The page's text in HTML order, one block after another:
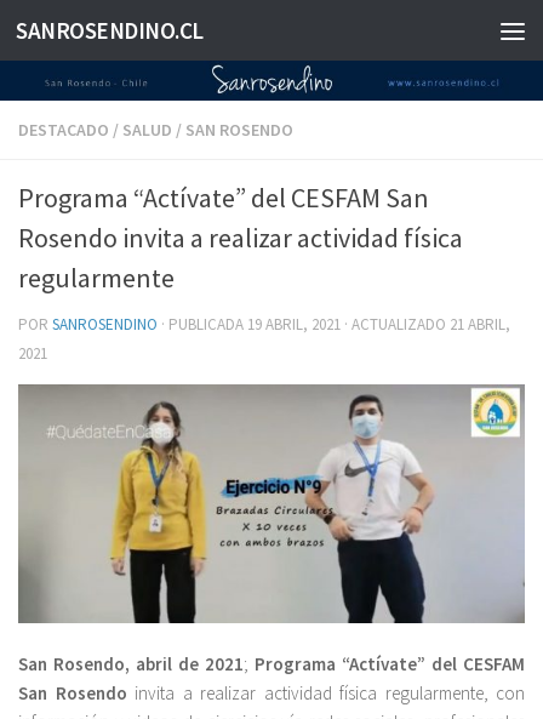
Saltar al contenido
SANROSENDINO.CL
DESTACADO / SALUD / SAN ROSENDO
Programa “Actívate” del CESFAM San
Rosendo invita a realizar actividad física
regularmente
POR SANROSENDINO · PUBLICADA 19 ABRIL, 2021 · ACTUALIZADO 21 ABRIL,
2021
San Rosendo, abril de 2021; Programa “Actívate” del CESFAM
San Rosendo invita a realizar actividad física regularmente, con